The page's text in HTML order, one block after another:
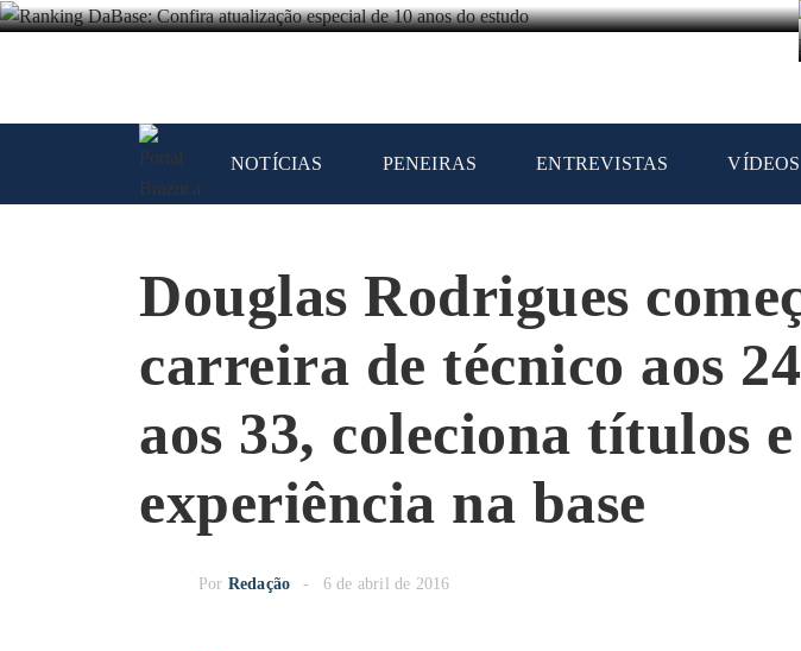
NOTÍCIAS PENEIRAS ENTREVISTAS VÍDEOS
Douglas Rodrigues
carreira de técnico aos
aos 33, coleciona títulos e
experiência na base
Por Redação 6 de abril de 2016